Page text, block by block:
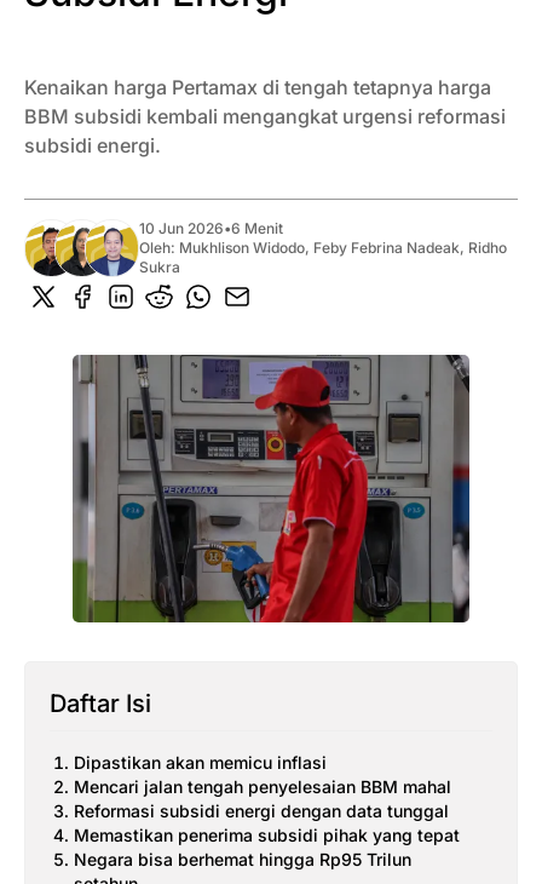
Kenaikan harga Pertamax di tengah tetapnya harga
BBM subsidi kembali mengangkat urgensi reformasi
subsidi energi.
10 Jun 2026•6 Menit
Oleh: Mukhlison Widodo, Feby Febrina Nadeak, Ridho
Sukra
Daftar Isi
Dipastikan akan memicu inflasi
Mencari jalan tengah penyelesaian BBM mahal
Reformasi subsidi energi dengan data tunggal
Memastikan penerima subsidi pihak yang tepat
Negara bisa berhemat hingga Rp95 Trilun